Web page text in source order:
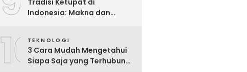
Indonesia: Makna dan
10TEKNOLOGI
3 Cara Mudah Mengetahui
Siapa Saja yang Terhubung